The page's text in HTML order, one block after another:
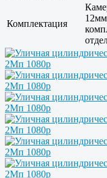
Комплектация